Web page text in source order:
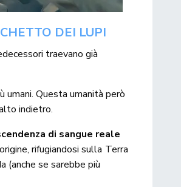
DEI LUPI
traevano già
umani. Questa umanità però
indietro.
di sangue reale
rifugiandosi sulla Terra
(anche se sarebbe più